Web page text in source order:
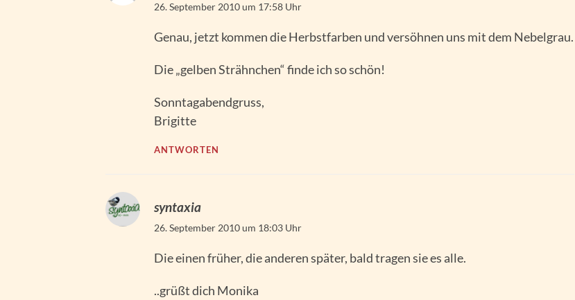
26. September 2010 um 17:58 Uhr
Genau, jetzt kommen die Herbstfarben und versöhnen uns mit dem Nebelgrau.
Die „gelben Strähnchen“ finde ich so schön!
Sonntagabendgruss,
Brigitte
ANTWORTEN
syntaxia
26. September 2010 um 18:03 Uhr
Die einen früher, die anderen später, bald tragen sie es alle.
..grüßt dich Monika